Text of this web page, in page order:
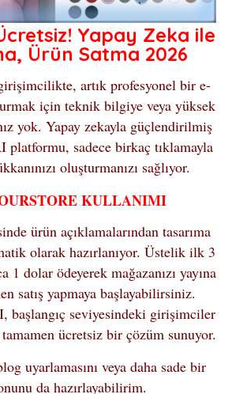
Yapay Zeka ile
Ürün Satma 2026
artık profesyonel bir e-
için teknik bilgiye veya yüksek
yok. Yapay zekayla güçlendirilmiş
sadece birkaç tıklamayla
oluşturmanızı sağlıyor.
KULLANIMI
ürün açıklamalarından tasarıma
olarak hazırlanıyor. Üstelik ilk 3
1 dolar ödeyerek mağazanızı yayına
satış yapmaya başlayabilirsiniz.
başlangıç seviyesindeki girişimciler
ücretsiz bir çözüm sunuyor.
uyarlamasını veya daha sade bir
da hazırlayabilirim.